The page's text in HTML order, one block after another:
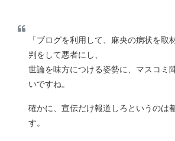
「ブログを利用して、麻央の病状を取
判をして悪者にし、
世論を味方につける姿勢に、マスコミ
いですね。
確かに、宣伝だけ報道しろというのは
す。